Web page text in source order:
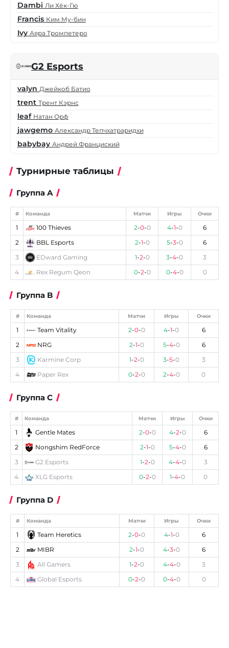
Dambi Ли Хёк-Гю
Francis Ким Му-бин
Ivy Аяра Тромпетеро
G2 Esports
valyn Джейкоб Батио
trent Трент Кэрнс
leaf Натан Орф
jawgemo Александр Тепчхатраридхи
babybay Андрей Франциский
Турнирные таблицы
Группа A
# Команда Матчи Игры Очки
1 100 Thieves 2-0-0 4-1-0
6
2
BBL Esports 2-1-0 5-3-0
6
3
EDward Gaming 1-2-0 3-4-0
3
4
Rex Regum Qeon 0-2-0 0-4-0 0
Группа B
# Команда Матчи Игры Очки
1 Team Vitality 2-0-0 4-1-0
6
2
NRG 2-1-0 5-4-0
6
3
Karmine Corp 1-2-0 3-5-0
3
4
Paper Rex 0-2-0 2-4-0 0
Группа C
# Команда Матчи Игры Очки
1 Gentle Mates 2-0-0 4-2-0
6
2
Nongshim RedForce 2-1-0 5-4-0
6
3
G2 Esports 1-2-0 4-4-0
3
4
XLG Esports 0-2-0 1-4-0 0
Группа D
# Команда Матчи Игры Очки
1 Team Heretics 2-0-0 4-1-0
6
2
MIBR 2-1-0 4-3-0
6
3
All Gamers 1-2-0 4-4-0
3
4
Global Esports 0-2-0 0-4-0 0